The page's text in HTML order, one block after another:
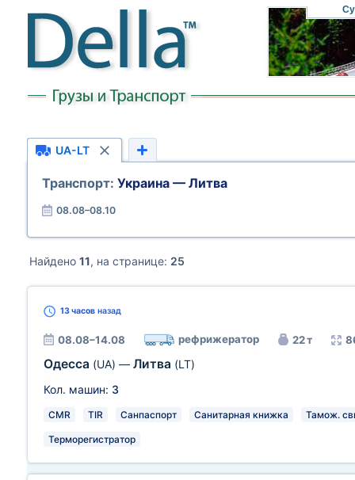
UA-LT
Транспорт: Украина — Литва
08.08–08.10
Найдено 11, на странице: 25
13 часов назад
08.08–14.08 рефрижератор 22 т
Одесса (UA) — Литва (LT)
Кол. машин: 3
CMR TIR Санпаспорт Санитарная книжка Тамож.
Терморегистратор